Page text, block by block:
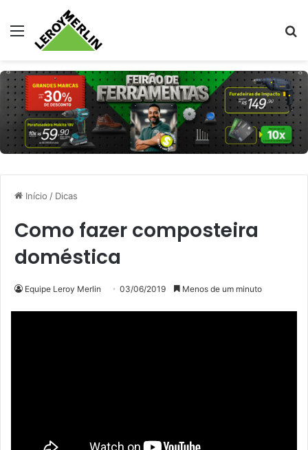
Menu
Início / Dicas
Como fazer composteira
doméstica
Equipe Leroy Merlin 03/06/2019 Menos de um minuto